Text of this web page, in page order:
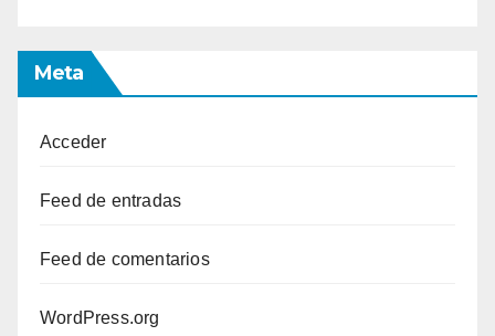
Meta
Acceder
Feed de entradas
Feed de comentarios
WordPress.org